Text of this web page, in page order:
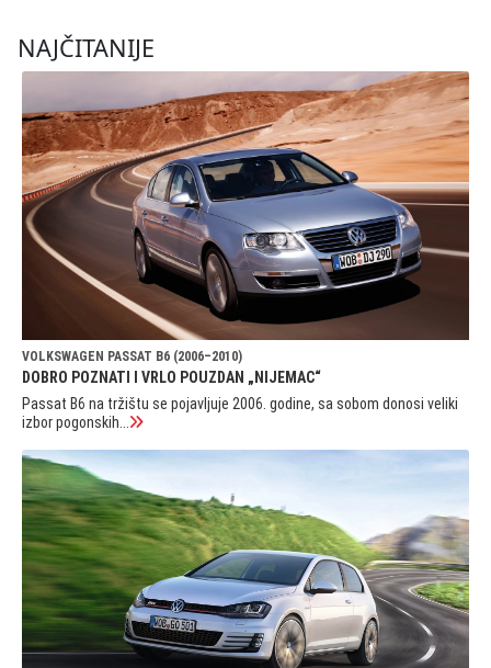
NAJČITANIJE
VOLKSWAGEN PASSAT B6 (2006–2010)
DOBRO POZNATI I VRLO POUZDAN „NIJEMAC“
Passat B6 na tržištu se pojavljuje 2006. godine, sa sobom donosi veliki
izbor pogonskih...